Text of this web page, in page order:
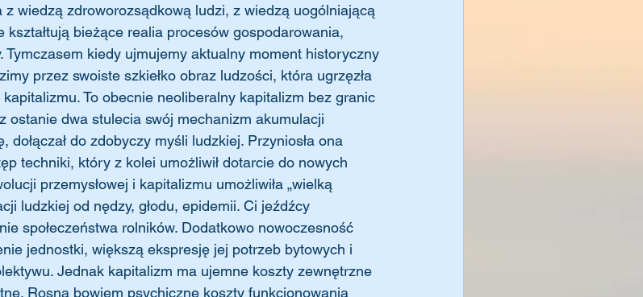
wiedzą zdroworozsądkową ludzi, z wiedzą uogólniającą
kształtują bieżące realia procesów gospodarowania,
kiedy ujmujemy aktualny moment historyczny
przez swoiste szkiełko obraz ludzości, która ugrzęzła
To obecnie neoliberalny kapitalizm bez granic
ostanie dwa stulecia swój mechanizm akumulacji
do zdobyczy myśli ludzkiej. Przyniosła ona
techniki, który z kolei umożliwił dotarcie do nowych
przemysłowej i kapitalizmu umożliwiła „wielką
ludzkiej od nędzy, głodu, epidemii. Ci jeźdźcy
społeczeństwa rolników. Dodatkowo nowoczesność
jednostki, większą ekspresję jej potrzeb bytowych i
Jednak kapitalizm ma ujemne koszty zewnętrzne
Rosną bowiem psychiczne koszty funkcjonowania